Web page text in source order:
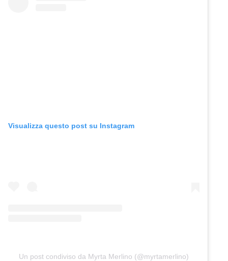
Visualizza questo post su Instagram
Un post condiviso da Myrta Merlino (@myrtamerlino)